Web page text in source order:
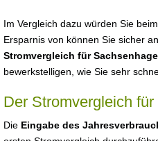
Im Vergleich dazu würden Sie
Ersparnis von können Sie sicher
Stromvergleich für
bewerkstelligen, wie Sie sehr
Der Stromvergleich
Die Eingabe des